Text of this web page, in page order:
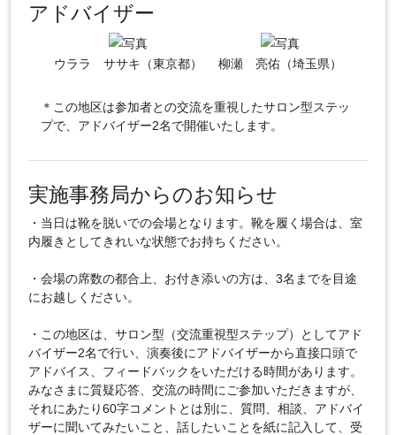
アドバイザー
ウララ ササキ（東京都） 柳瀬 亮佑（埼玉県）
＊この地区は参加者との交流を重視したサロン型ステッ
プで、アドバイザー2名で開催いたします。
実施事務局からのお知らせ
・当日は靴を脱いでの会場となります。靴を履く場合は、室
内履きとしてきれいな状態でお持ちください。
・会場の席数の都合上、お付き添いの方は、3名までを目途
にお越しください。
・この地区は、サロン型（交流重視型ステップ）としてアド
バイザー2名で行い、演奏後にアドバイザーから直接口頭で
アドバイス、フィードバックをいただける時間があります。
みなさまに質疑応答、交流の時間にご参加いただきますが、
それにあたり60字コメントとは別に、質問、相談、アドバイ
ザーに聞いてみたいこと、話したいことを紙に記入して、受